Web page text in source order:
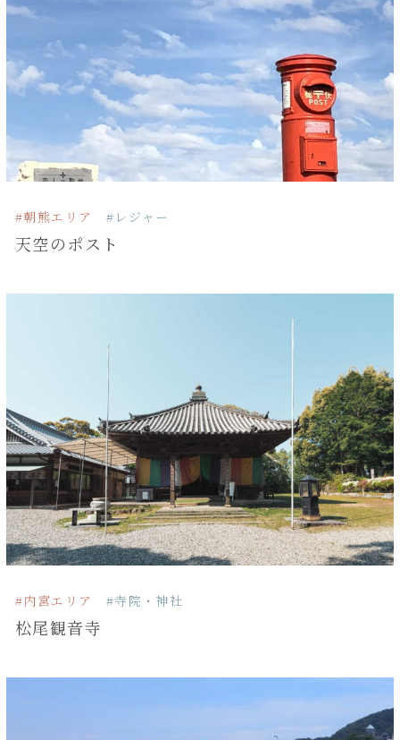
#朝熊エリア #レジャー
天空のポスト
#内宮エリア #寺院・神社
松尾観音寺